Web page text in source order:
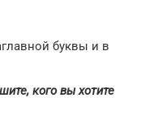
буквы и в
кого вы хотите